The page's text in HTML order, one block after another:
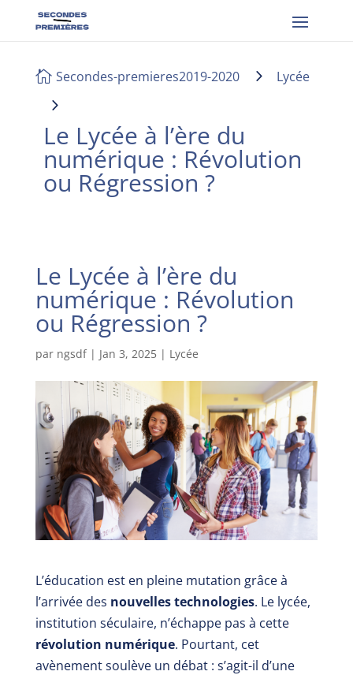
 Secondes-premieres2019-2020 5 Lycée
5
Le Lycée à l’ère du
numérique : Révolution
ou Régression ?
Le Lycée à l’ère du
numérique : Révolution
ou Régression ?
par ngsdf| Jan 3, 2025| Lycée
L’éducation est en pleine mutation grâce à
l’arrivée des nouvelles technologies. Le lycée,
institution séculaire, n’échappe pas à cette
révolution numérique. Pourtant, cet
avènement soulève un débat : s’agit-il d’une